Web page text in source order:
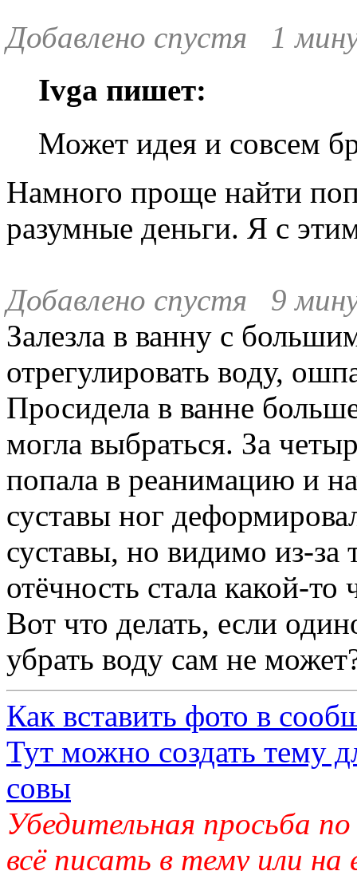
Добавлено спустя 1
Ivga пишет:
Может идея и совсем
Намного проще найти
разумные деньги. Я с
Добавлено спустя 9
Залезла в ванну с
отрегулировать воду,
Просидела в ванне
могла выбраться. За
попала в реанимацию и
суставы ног
суставы, но видимо из-за
отёчность стала какой-
Вот что делать, если
убрать воду сам не
Как вставить фото в
Тут можно создать тему
совы
Убедительная просьба
всё писать в тему или